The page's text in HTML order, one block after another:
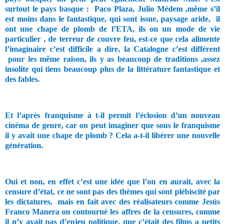
surtout le pays basque :
Paco Plaza, Julio Médem ,même s’il
est moins dans le fantastique, qui sont issue, paysage aride,
il
ont une chape de plomb de l’ETA, ils on un mode de vie
particulier , de terreur de couvre feu, est-ce que cela alimente
l’imaginaire c’est difficile a dire, la Catalogne c’est différent
pour les même raison, ils y as beaucoup de traditions ,assez
insolite qui tiens beaucoup plus de la littérature fantastique et
des fables.
Et l’après franquisme à t-il permit l’éclosion d’un nouveau
cinéma de genre, car on peut imaginer que sous le franquisme
il y avait une chape de plomb ? Cela a-t-il libérer une nouvelle
génération.
Oui et non, en effet c’est une idée que l’on en aurait, avec la
censure d’état, ce ne sont pas des thèmes qui sont plébiscité par
les dictatures,
mais en fait avec des réalisateurs comme Jesús
Franco Manera on contourné les affres de la censures, comme
il n’y avait pas d’enjeu politique, que c’était des films a petits